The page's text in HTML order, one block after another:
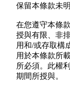
保留本條款未
在您遵守本條
授與有限、非
用和/或存取構
用於本條款所
所必須。此權
期間所授與。